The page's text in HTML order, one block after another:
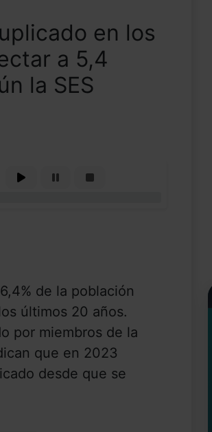
en los
a 5,4
la SES
de la población
últimos 20 años.
por miembros de la
que en 2023
desde que se